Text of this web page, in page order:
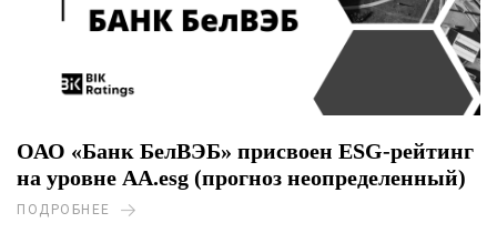
ОАО «Банк БелВЭБ» присвоен ESG-рейтинг
на уровне AA.esg (прогноз неопределенный)
ПОДРОБНЕЕ